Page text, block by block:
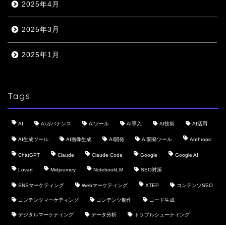
2025年4月
2025年3月
2025年1月
Tags
AI AIガバナンス AIツール AI導入 AI技術 AI活用
AI生成ツール AI画像生成 AI開発 AI開発ツール Anthropic
ChatGPT Claude Claude Code Google Google AI
Lovart Midjourney NotebookLM SEO対策
SNSマーケティング Webマーケティング XTEP コンテンツSEO
コンテンツマーケティング コンテンツ制作 コード生成
デジタルマーケティング データ分析 トラブルシューティング